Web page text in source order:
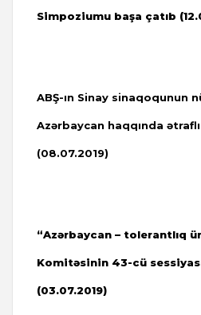
Simpoziumu başa çatıb (
ABŞ-ın Sinay sinaqoqunun
Azərbaycan haqqında
(08.07.2019)
“Azərbaycan – tolerantlıq
Komitəsinin 43-cü
(03.07.2019)